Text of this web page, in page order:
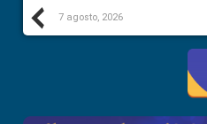
Previous
7 agosto, 2026